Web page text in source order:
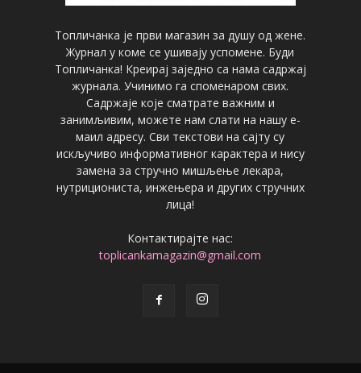
Топличанка је први магазин за душу од жене.
Журнал у коме се ушивају успомене. Буди
Топличанка! Креирај заједно са нама садржај
журнала. Учинимо га споменаром свих.
Садржаје које сматрате важним и
занимљивим, можете нам слати на нашу е-
маил адресу. Сви текстови на сајту су
искључиво информативног карактера и нису
замена за стручно мишљење лекара,
нутрициониста, инжењера и других стручних
лица!
Контактирајте нас:
toplicankamagazin@gmail.com